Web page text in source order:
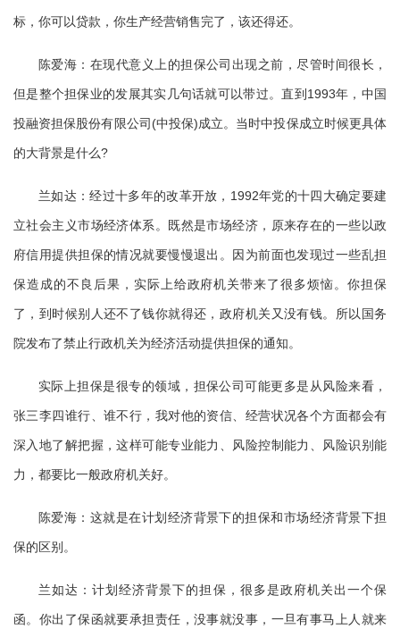
标，你可以贷款，你生产经营销售完了，该还得还。
陈爱海：在现代意义上的担保公司出现之前，尽管时间很长，
但是整个担保业的发展其实几句话就可以带过。直到1993年，中国
投融资担保股份有限公司(中投保)成立。当时中投保成立时候更具体
的大背景是什么?
兰如达：经过十多年的改革开放，1992年党的十四大确定要建
立社会主义市场经济体系。既然是市场经济，原来存在的一些以政
府信用提供担保的情况就要慢慢退出。因为前面也发现过一些乱担
保造成的不良后果，实际上给政府机关带来了很多烦恼。你担保
了，到时候别人还不了钱你就得还，政府机关又没有钱。所以国务
院发布了禁止行政机关为经济活动提供担保的通知。
实际上担保是很专的领域，担保公司可能更多是从风险来看，
张三李四谁行、谁不行，我对他的资信、经营状况各个方面都会有
深入地了解把握，这样可能专业能力、风险控制能力、风险识别能
力，都要比一般政府机关好。
陈爱海：这就是在计划经济背景下的担保和市场经济背景下担
保的区别。
兰如达：计划经济背景下的担保，很多是政府机关出一个保
函。你出了保函就要承担责任，没事就没事，一旦有事马上人就来